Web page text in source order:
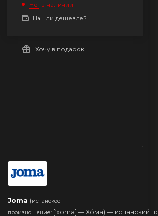
Нет в наличии
Нашли дешевле?
Хочу в подарок
Joma (испанское
произношение: [ˈxoma] — Хо́ма) — испанский